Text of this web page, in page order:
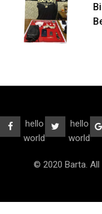
hello
world
hello
world
© 2020 Barta. All